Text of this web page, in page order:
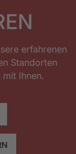
erfahrenen
Standorten
mit Ihnen.